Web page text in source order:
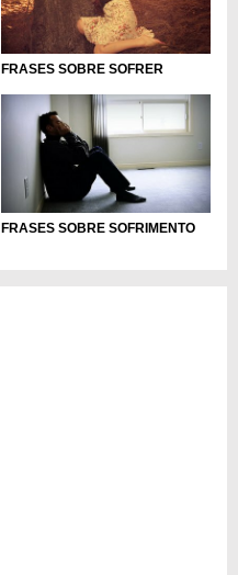
FRASES SOBRE SOFRER
FRASES SOBRE SOFRIMENTO